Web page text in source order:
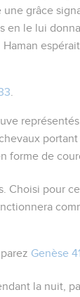
grâce
en le lui
forme de
. Choisi pour
Genèse
la nuit,